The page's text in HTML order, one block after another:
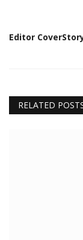
Editor
RELATED